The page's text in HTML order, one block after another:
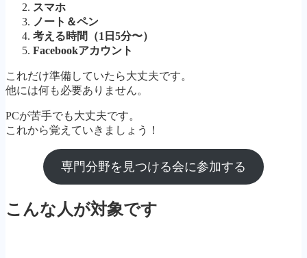
スマホ
ノート＆ペン
考える時間
（1日5分〜）
Facebookアカウント
これだけ準備していたら大丈夫です。
他には何も必要ありません。
PCが苦手でも大丈夫です。
これから覚えていきましょう！
専門分野を見つける会に参加する
こんな人が対象です